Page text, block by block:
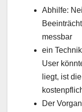
Abhilfe:
messbar
ein
User
liegt, ist
Der